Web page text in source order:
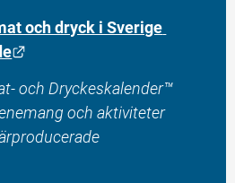
och dryck i Sverige
och Dryckeskalender™
och aktiviteter